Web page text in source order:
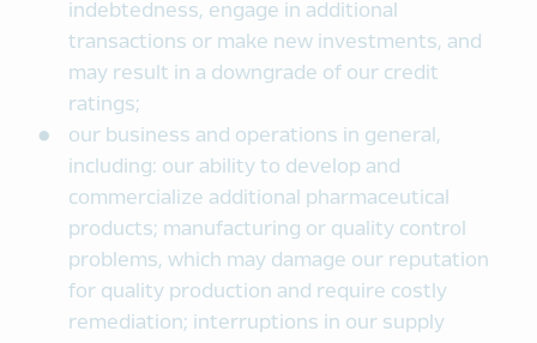
indebtedness, engage in additional
transactions or make new investments, and
may result in a downgrade of our credit
ratings;
our business and operations in general,
including: our ability to develop and
commercialize additional pharmaceutical
products; manufacturing or quality control
problems, which may damage our reputation
for quality production and require costly
remediation; interruptions in our supply